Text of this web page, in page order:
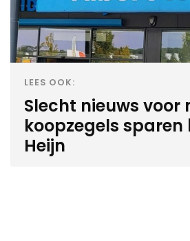
LEES OOK:
Slecht nieuws voor
koopzegels sparen
Heijn